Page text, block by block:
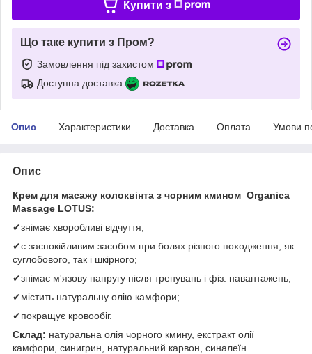
Купити з
Що таке купити з Пром?
Замовлення під захистом
Доступна доставка
Опис Характеристики Доставка Оплата Умови
Опис
Крем для масажу колоквінта з чорним кмином Organica
Massage LOTUS:
✔знімає хворобливі відчуття;
✔є заспокійливим засобом при болях різного походження, як
суглобового, так і шкірного;
✔знімає м'язову напругу після тренувань і фіз. навантажень;
✔містить натуральну олію камфори;
✔покращує кровообіг.
Склад: натуральна олія чорного кмину, екстракт олії
камфори, синигрин, натуральний карвон, синалеїн.